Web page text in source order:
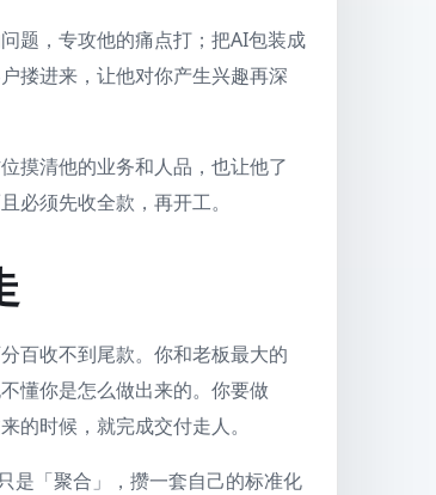
题，专攻他的痛点打；把AI包装成
搂进来，让他对你产生兴趣再深
摸清他的业务和人品，也让他了
必须先收全款，再开工。
百收不到尾款。你和老板最大的
懂你是怎么做出来的。你要做
的时候，就完成交付走人。
是「聚合」，攒一套自己的标准化